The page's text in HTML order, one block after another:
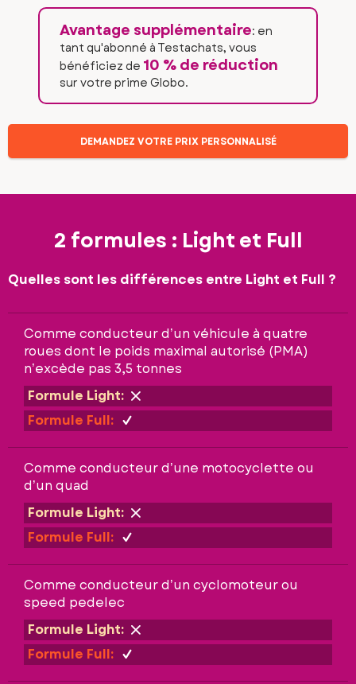
Avantage supplémentaire: en
tant qu'abonné à Testachats, vous
bénéficiez de 10 % de réduction
sur votre prime Globo.
DEMANDEZ VOTRE PRIX PERSONNALISÉ
2 formules : Light et Full
Quelles sont les différences entre Light et Full ?
Comme conducteur d’un véhicule à quatre
roues dont le poids maximal autorisé (PMA)
n’excède pas 3,5 tonnes
Formule Light:
Formule Full:
Comme conducteur d’une motocyclette ou
d’un quad
Formule Light:
Formule Full:
Comme conducteur d’un cyclomoteur ou
speed pedelec
Formule Light:
Formule Full: